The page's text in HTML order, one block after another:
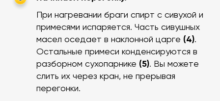
При нагревании браги спирт с сивухой и
примесями испаряется. Часть сивушных
масел оседает в наклонной царге (4).
Остальные примеси конденсируются в
разборном сухопарнике (5). Вы можете
слить их через кран, не прерывая
перегонки.